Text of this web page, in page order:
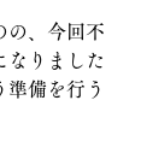
の、今回不
なりました
準備を行う